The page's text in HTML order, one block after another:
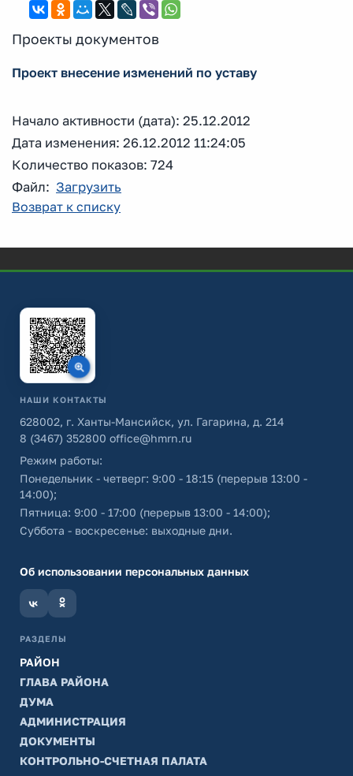
Проекты документов
Проект внесение изменений по уставу
Начало активности (дата): 25.12.2012
Дата изменения: 26.12.2012 11:24:05
Количество показов: 724
Файл: Загрузить
Возврат к списку
НАШИ КОНТАКТЫ
628002, г. Ханты-Мансийск, ул. Гагарина, д. 214
8 (3467) 352800 office@hmrn.ru
Режим работы:
Понедельник - четверг: 9:00 - 18:15 (перерыв 13:00 -
14:00);
Пятница: 9:00 - 17:00 (перерыв 13:00 - 14:00);
Суббота - воскресенье: выходные дни.
Об использовании персональных данных
РАЗДЕЛЫ
РАЙОН
ГЛАВА РАЙОНА
ДУМА
АДМИНИСТРАЦИЯ
ДОКУМЕНТЫ
КОНТРОЛЬНО-СЧЕТНАЯ ПАЛАТА